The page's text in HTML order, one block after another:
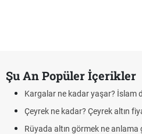
Şu An Popüler İçerikler
Kargalar ne kadar yaşar? İslam
Çeyrek ne kadar? Çeyrek altın fiyatı
Rüyada altın görmek ne anlama